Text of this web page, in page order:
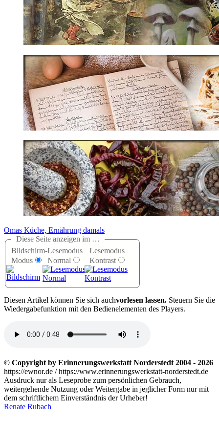
Omas Küche, Ernährung damals
Diese Seite anzeigen im …
Bildschirm-
Modus
Lesemodus
Normal
Lesemodus
Kontrast
Diesen Artikel können Sie sich auchvorlesen lassen. Steuern Sie die
Wiedergabefunktion mit den Bedienelementen des Players.
© Copyright by Erinnerungswerkstatt Norderstedt 2004 - 2026
https://ewnor.de / https://www.erinnerungswerkstatt-norderstedt.de
Ausdruck nur als Leseprobe zum persönlichen Gebrauch,
weitergehende Nutzung oder Weitergabe in jeglicher Form nur mit
dem schriftlichem Einverständnis der Urheber!
Renate Rubach